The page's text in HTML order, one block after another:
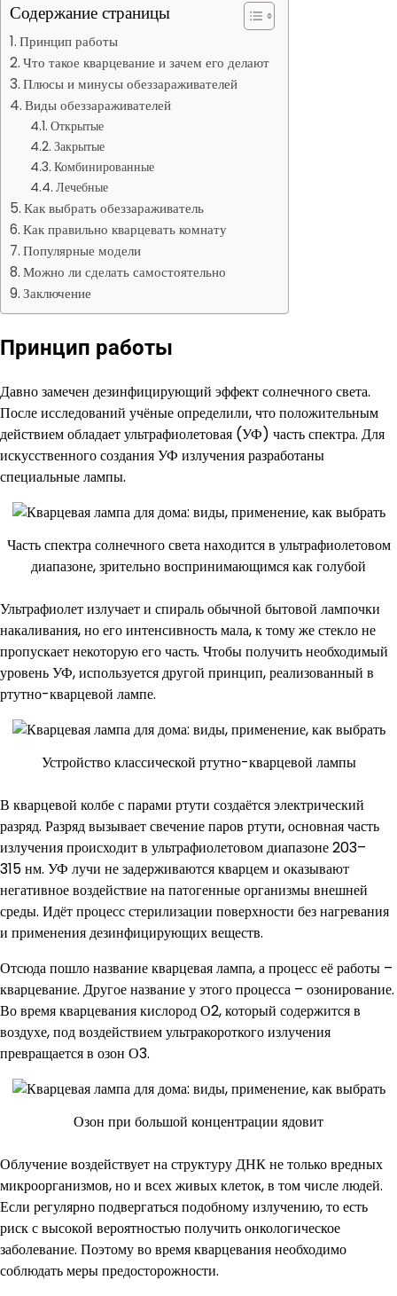
Содержание страницы
Принцип работы
Что такое кварцевание и зачем его делают
Плюсы и минусы обеззараживателей
Виды обеззараживателей
Открытые
Закрытые
Комбинированные
Лечебные
Как выбрать обеззараживатель
Как правильно кварцевать комнату
Популярные модели
Можно ли сделать самостоятельно
Заключение
Принцип работы
Давно замечен дезинфицирующий эффект солнечного света.
После исследований учёные определили, что положительным
действием обладает ультрафиолетовая (УФ) часть спектра. Для
искусственного создания УФ излучения разработаны
специальные лампы.
Часть спектра солнечного света находится в ультрафиолетовом
диапазоне, зрительно воспринимающимся как голубой
Ультрафиолет излучает и спираль обычной бытовой лампочки
накаливания, но его интенсивность мала, к тому же стекло не
пропускает некоторую его часть. Чтобы получить необходимый
уровень УФ, используется другой принцип, реализованный в
ртутно-кварцевой лампе.
Устройство классической ртутно-кварцевой лампы
В кварцевой колбе с парами ртути создаётся электрический
разряд. Разряд вызывает свечение паров ртути, основная часть
излучения происходит в ультрафиолетовом диапазоне 203–
315 нм. УФ лучи не задерживаются кварцем и оказывают
негативное воздействие на патогенные организмы внешней
среды. Идёт процесс стерилизации поверхности без нагревания
и применения дезинфицирующих веществ.
Отсюда пошло название кварцевая лампа, а процесс её работы –
кварцевание. Другое название у этого процесса – озонирование.
Во время кварцевания кислород О2, который содержится в
воздухе, под воздействием ультракороткого излучения
превращается в озон О3.
Озон при большой концентрации ядовит
Облучение воздействует на структуру ДНК не только вредных
микроорганизмов, но и всех живых клеток, в том числе людей.
Если регулярно подвергаться подобному излучению, то есть
риск с высокой вероятностью получить онкологическое
заболевание. Поэтому во время кварцевания необходимо
соблюдать меры предосторожности.